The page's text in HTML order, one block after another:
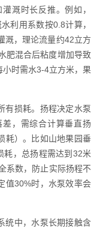
溉时长反推。例如，
利用系数按0.8计算，
溉，理论流量约42立方
肥混合后粘度增加导致
时需水3-4立方米，果
有损耗。扬程决定水泵
，需综合计算垂直扬
耗）。比如山地果园垂
耗，总扬程需达到32米
系数，防止实际扬程不
值30%时，水泵效率会
统中，水泵长期接触含